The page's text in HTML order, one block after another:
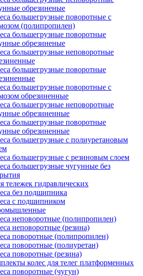
обрезиненые
большегрузные поворотные с
(полипропилен)
большегрузные поворотные
обрезиненые
большегрузные неповоротные
большегрузные поворотные
большегрузные поворотные с
обрезиненные
большегрузные неповоротные
обрезиненные
большегрузные поворотные
обрезиненные
большегрузные с полиуретановым
большегрузные с резиновым слоем
большегрузные чугунные без
тележек гидравлических
без подшипника
с подшипником
неповоротные (полипропилен)
неповоротные (резина)
поворотные (полипропилен)
поворотные (полиуретан)
поворотные (резина)
колес для телег платформенных
поворотные (чугун)